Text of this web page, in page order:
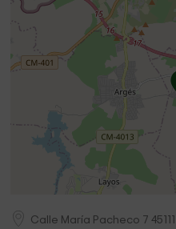
Calle María Pacheco 7 45111